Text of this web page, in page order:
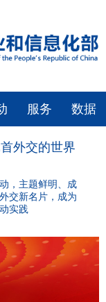
服务 数据
外交的世界
，主题鲜明、成
交新名片，成为
实践